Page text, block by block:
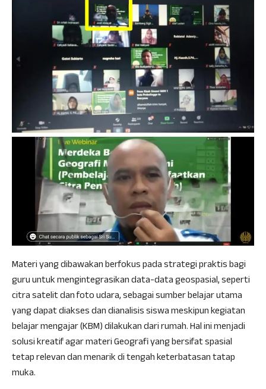
Materi yang dibawakan berfokus pada strategi praktis bagi
guru untuk mengintegrasikan data-data geospasial, seperti
citra satelit dan foto udara, sebagai sumber belajar utama
yang dapat diakses dan dianalisis siswa meskipun kegiatan
belajar mengajar (KBM) dilakukan dari rumah. Hal ini menjadi
solusi kreatif agar materi Geografi yang bersifat spasial
tetap relevan dan menarik di tengah keterbatasan tatap
muka.